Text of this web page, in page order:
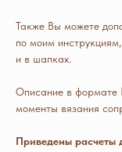
Также Вы можете
по моим
и в шапках.
Описание в формате
моменты вязания
Приведены расчеты